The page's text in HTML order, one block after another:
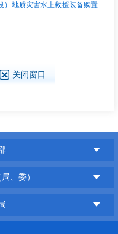
）地质灾害水上救援装备购置
关闭窗口
、委）